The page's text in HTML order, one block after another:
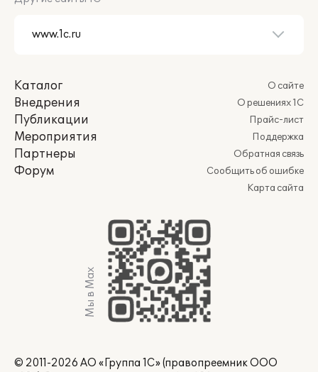
Каталог
Внедрения
Публикации
Мероприятия
Партнеры
Форум
О сайте
О решениях 1С
Прайс-лист
Поддержка
Обратная связь
Сообщить об ошибке
Карта сайта
Мы в Max
© 2011-2026 АО «Группа 1С» (правопреемник ООО